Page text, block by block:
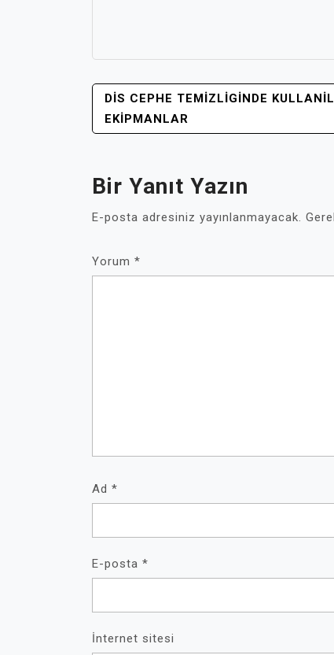
YAZI
GEZINMESI
DIS CEPHE TEMIZLIGINDE
EKIPMANLAR
Bir Yanıt Yazın
E-posta adresiniz yayınlanmayacak.
Yorum *
Ad *
E-posta *
İnternet sitesi